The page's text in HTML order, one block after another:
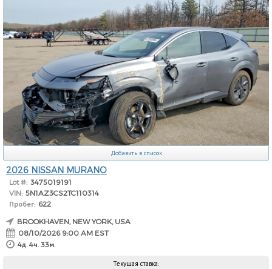
Добавить в список
2026 NISSAN MURANO
Lot #: 3475019191
VIN: 5N1AZ3CS2TC110314
Пробег: 622
BROOKHAVEN, NEW YORK, USA
08/10/2026 9:00 AM EST
4д. 4ч. 33м.
Текущая ставка: